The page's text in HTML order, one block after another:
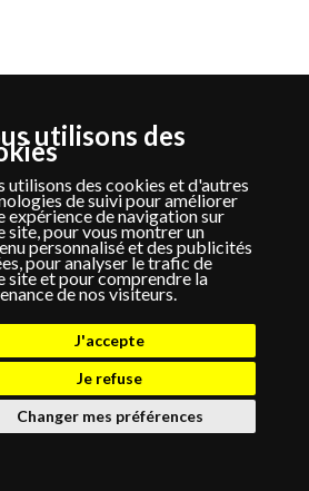
utilisons des
utilisons des cookies et d'autres
de suivi pour améliorer
expérience de navigation sur
site, pour vous montrer un
personnalisé et des publicités
pour analyser le trafic de
site et pour comprendre la
de nos visiteurs.
J'accepte
Je refuse
Changer mes préférences
de la vente de pièces détachées
à Chaleur Panasonic et Sanyo